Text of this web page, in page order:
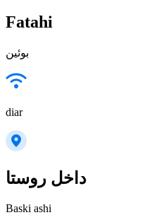
Fatahi
بوئین
diar
داخل روستا
Baski ashi